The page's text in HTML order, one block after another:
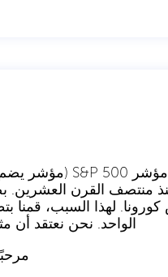
منذ منتصف القرن
لهذا السبب، قمنا
الواحد. نحن نعتقد أن
مرحبًا